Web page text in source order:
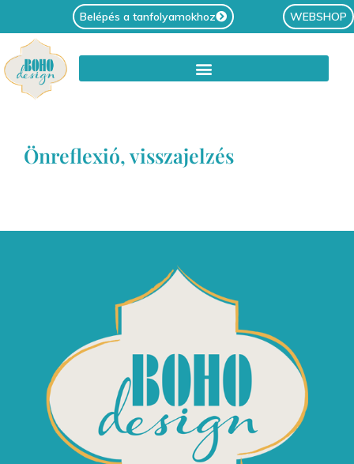
Belépés a tanfolyamokhoz WEBSHOP
Önreflexió, visszajelzés